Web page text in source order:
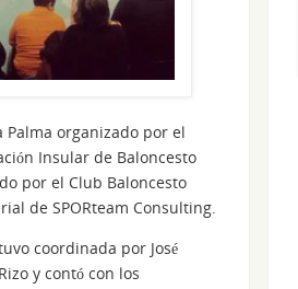
Palma organizado por el
Insular de Baloncesto
por el Club Baloncesto
de SPORteam Consulting.
coordinada por José
y contó con los